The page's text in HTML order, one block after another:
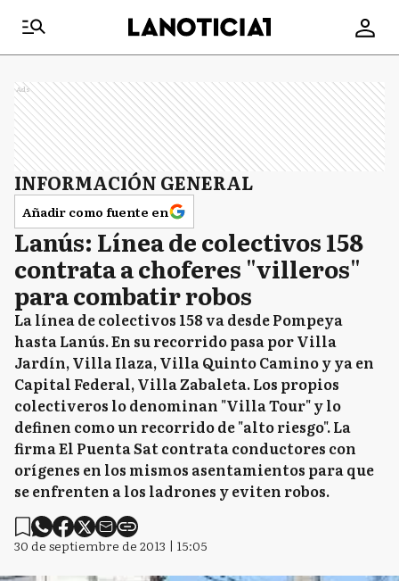
Ads
INFORMACIÓN GENERAL
Añadir como fuente en
Lanús: Línea de colectivos 158
contrata a choferes "villeros"
para combatir robos
La línea de colectivos 158 va desde Pompeya
hasta Lanús. En su recorrido pasa por Villa
Jardín, Villa Ilaza, Villa Quinto Camino y ya en
Capital Federal, Villa Zabaleta. Los propios
colectiveros lo denominan "Villa Tour" y lo
definen como un recorrido de "alto riesgo". La
firma El Puenta Sat contrata conductores con
orígenes en los mismos asentamientos para que
se enfrenten a los ladrones y eviten robos.
30 de septiembre de 2013 | 15:05